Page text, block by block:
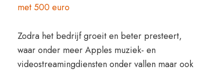
met 500 euro
Zodra het bedrijf groeit en beter presteert,
waar onder meer Apples muziek- en
videostreamingdiensten onder vallen maar ook